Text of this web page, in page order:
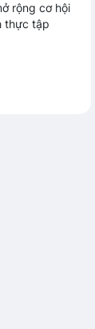
rộng cơ hội
thực tập